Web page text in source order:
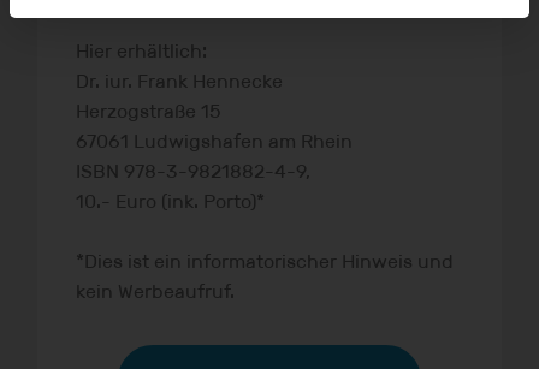
Hier erhältlich:
Dr. iur. Frank Hennecke
Herzogstraße 15
67061 Ludwigshafen am Rhein
ISBN 978-3-9821882-4-9,
10.- Euro (ink. Porto)*
*Dies ist ein informatorischer Hinweis und
kein Werbeaufruf.